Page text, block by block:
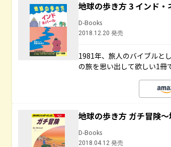
地球の歩き方 3 インド・
D-Books
2018.12.20 発売
1981年、旅人のバイブルと
の旅を思い出して欲しい1冊
地球の歩き方 ガチ冒険
D-Books
2018.04.12 発売